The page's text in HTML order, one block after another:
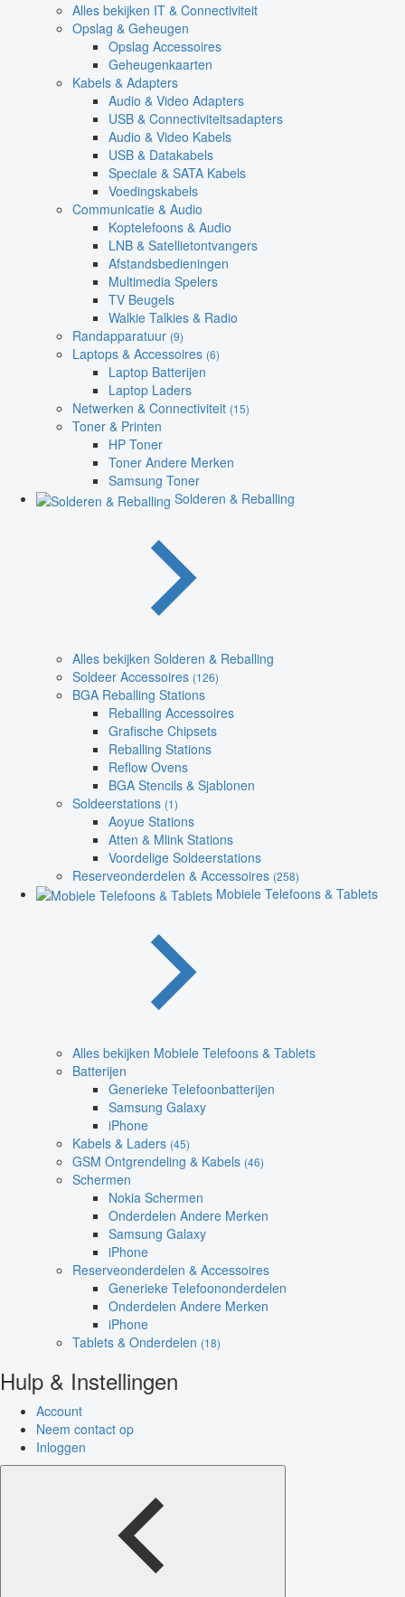
Alles bekijken IT & Connectiviteit
Opslag & Geheugen
Opslag Accessoires
Geheugenkaarten
Kabels & Adapters
Audio & Video Adapters
USB & Connectiviteitsadapters
Audio & Video Kabels
USB & Datakabels
Speciale & SATA Kabels
Voedingskabels
Communicatie & Audio
Koptelefoons & Audio
LNB & Satellietontvangers
Afstandsbedieningen
Multimedia Spelers
TV Beugels
Walkie Talkies & Radio
Randapparatuur (9)
Laptops & Accessoires (6)
Laptop Batterijen
Laptop Laders
Netwerken & Connectiviteit (15)
Toner & Printen
HP Toner
Toner Andere Merken
Samsung Toner
Solderen & Reballing
Alles bekijken Solderen & Reballing
Soldeer Accessoires (126)
BGA Reballing Stations
Reballing Accessoires
Grafische Chipsets
Reballing Stations
Reflow Ovens
BGA Stencils & Sjablonen
Soldeerstations (1)
Aoyue Stations
Atten & Mlink Stations
Voordelige Soldeerstations
Reserveonderdelen & Accessoires (258)
Mobiele Telefoons & Tablets
Alles bekijken Mobiele Telefoons & Tablets
Batterijen
Generieke Telefoonbatterijen
Samsung Galaxy
iPhone
Kabels & Laders (45)
GSM Ontgrendeling & Kabels (46)
Schermen
Nokia Schermen
Onderdelen Andere Merken
Samsung Galaxy
iPhone
Reserveonderdelen & Accessoires
Generieke Telefoononderdelen
Onderdelen Andere Merken
iPhone
Tablets & Onderdelen (18)
Hulp & Instellingen
Account
Neem contact op
Inloggen